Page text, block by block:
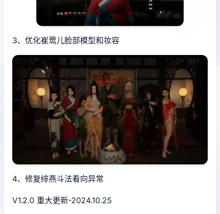
3、优化崔莺儿脸部模型和妆容
4、修复绯燕斗法看向异常
V1.2.0 重大更新-2024.10.25